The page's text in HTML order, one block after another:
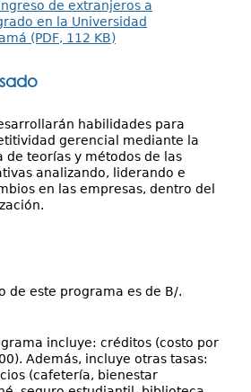
de extranjeros a
en la Universidad
(PDF, 112 KB)
habilidades para
gerencial mediante la
de teorías y métodos de las
analizando, liderando e
en las empresas, dentro del
de este programa es de B/.
incluye: créditos (costo por
Además, incluye otras tasas:
(cafetería, bienestar